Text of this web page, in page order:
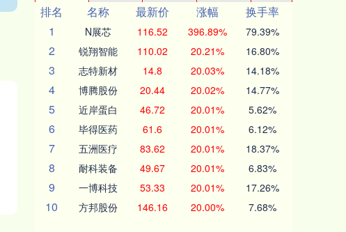
排名
名称 最新价 涨幅
换手率
1
N展芯 116.52 396.89% 79.39%
2 锐翔智能 110.02 20.21% 16.80%
3 志特新材 14.8 20.03% 14.18%
4 博腾股份 20.44 20.02% 14.77%
5 近岸蛋白 46.72 20.01% 5.62%
6 毕得医药 61.6 20.01% 6.12%
7 五洲医疗 83.62 20.01% 18.37%
8 耐科装备 49.67 20.01% 6.83%
9 一博科技 53.33 20.01% 17.26%
10 方邦股份 146.16 20.00% 7.68%